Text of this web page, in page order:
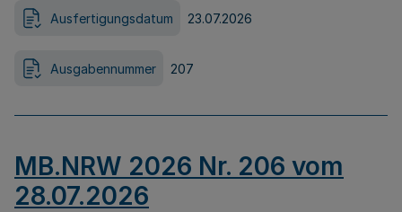
Ausfertigungsdatum 23.07.2026
Ausgabennummer 207
MB.NRW 2026 Nr. 206 vom
28.07.2026